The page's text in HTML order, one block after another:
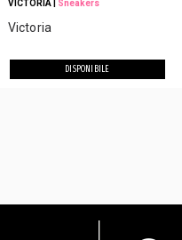
VICTORIA Sneakers
Victoria
DISPONIBILE